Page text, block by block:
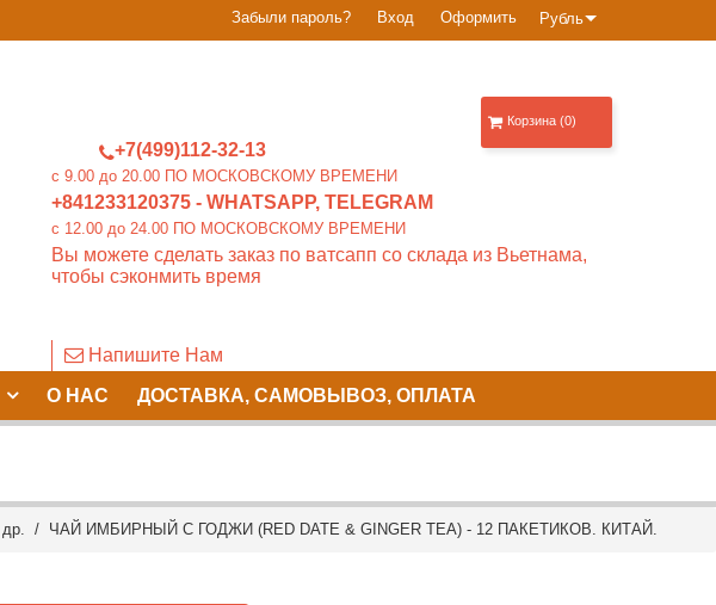
Рубль
Забыли пароль? Вход Оформить
+7(499)112-32-13
c 9.00 до 20.00 ПО МОСКОВСКОМУ ВРЕМЕНИ
+841233120375 - WHATSAPP, TELEGRAM
c 12.00 до 24.00 ПО МОСКОВСКОМУ ВРЕМЕНИ
Вы можете сделать заказ по ватсапп со склада из Вьетнама,
чтобы сэконмить время
Напишите Нам
Корзина (0)
О НАС ДОСТАВКА, САМОВЫВОЗ, ОПЛАТА
/ ЧАЙ ИМБИРНЫЙ С ГОДЖИ (RED DATE & GINGER TEA) - 12 ПАКЕТИКОВ. КИТАЙ.